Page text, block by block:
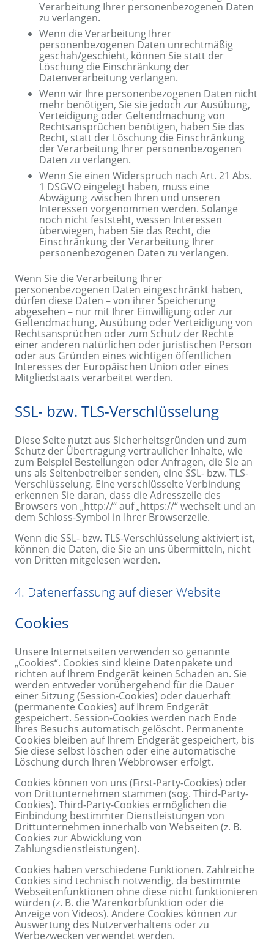
Verarbeitung Ihrer personenbezogenen Daten
zu verlangen.
Wenn die Verarbeitung Ihrer
personenbezogenen Daten unrechtmäßig
geschah/geschieht, können Sie statt der
Löschung die Einschränkung der
Datenverarbeitung verlangen.
Wenn wir Ihre personenbezogenen Daten nicht
mehr benötigen, Sie sie jedoch zur Ausübung,
Verteidigung oder Geltendmachung von
Rechtsansprüchen benötigen, haben Sie das
Recht, statt der Löschung die Einschränkung
der Verarbeitung Ihrer personenbezogenen
Daten zu verlangen.
Wenn Sie einen Widerspruch nach Art. 21 Abs.
1 DSGVO eingelegt haben, muss eine
Abwägung zwischen Ihren und unseren
Interessen vorgenommen werden. Solange
noch nicht feststeht, wessen Interessen
überwiegen, haben Sie das Recht, die
Einschränkung der Verarbeitung Ihrer
personenbezogenen Daten zu verlangen.
Wenn Sie die Verarbeitung Ihrer
personenbezogenen Daten eingeschränkt haben,
dürfen diese Daten – von ihrer Speicherung
abgesehen – nur mit Ihrer Einwilligung oder zur
Geltendmachung, Ausübung oder Verteidigung von
Rechtsansprüchen oder zum Schutz der Rechte
einer anderen natürlichen oder juristischen Person
oder aus Gründen eines wichtigen öffentlichen
Interesses der Europäischen Union oder eines
Mitgliedstaats verarbeitet werden.
SSL- bzw. TLS-Verschlüsselung
Diese Seite nutzt aus Sicherheitsgründen und zum
Schutz der Übertragung vertraulicher Inhalte, wie
zum Beispiel Bestellungen oder Anfragen, die Sie an
uns als Seitenbetreiber senden, eine SSL- bzw. TLS-
Verschlüsselung. Eine verschlüsselte Verbindung
erkennen Sie daran, dass die Adresszeile des
Browsers von „http://“ auf „https://“ wechselt und an
dem Schloss-Symbol in Ihrer Browserzeile.
Wenn die SSL- bzw. TLS-Verschlüsselung aktiviert ist,
können die Daten, die Sie an uns übermitteln, nicht
von Dritten mitgelesen werden.
4. Datenerfassung auf dieser Website
Cookies
Unsere Internetseiten verwenden so genannte
„Cookies“. Cookies sind kleine Datenpakete und
richten auf Ihrem Endgerät keinen Schaden an. Sie
werden entweder vorübergehend für die Dauer
einer Sitzung (Session-Cookies) oder dauerhaft
(permanente Cookies) auf Ihrem Endgerät
gespeichert. Session-Cookies werden nach Ende
Ihres Besuchs automatisch gelöscht. Permanente
Cookies bleiben auf Ihrem Endgerät gespeichert, bis
Sie diese selbst löschen oder eine automatische
Löschung durch Ihren Webbrowser erfolgt.
Cookies können von uns (First-Party-Cookies) oder
von Drittunternehmen stammen (sog. Third-Party-
Cookies). Third-Party-Cookies ermöglichen die
Einbindung bestimmter Dienstleistungen von
Drittunternehmen innerhalb von Webseiten (z. B.
Cookies zur Abwicklung von
Zahlungsdienstleistungen).
Cookies haben verschiedene Funktionen. Zahlreiche
Cookies sind technisch notwendig, da bestimmte
Webseitenfunktionen ohne diese nicht funktionieren
würden (z. B. die Warenkorbfunktion oder die
Anzeige von Videos). Andere Cookies können zur
Auswertung des Nutzerverhaltens oder zu
Werbezwecken verwendet werden.